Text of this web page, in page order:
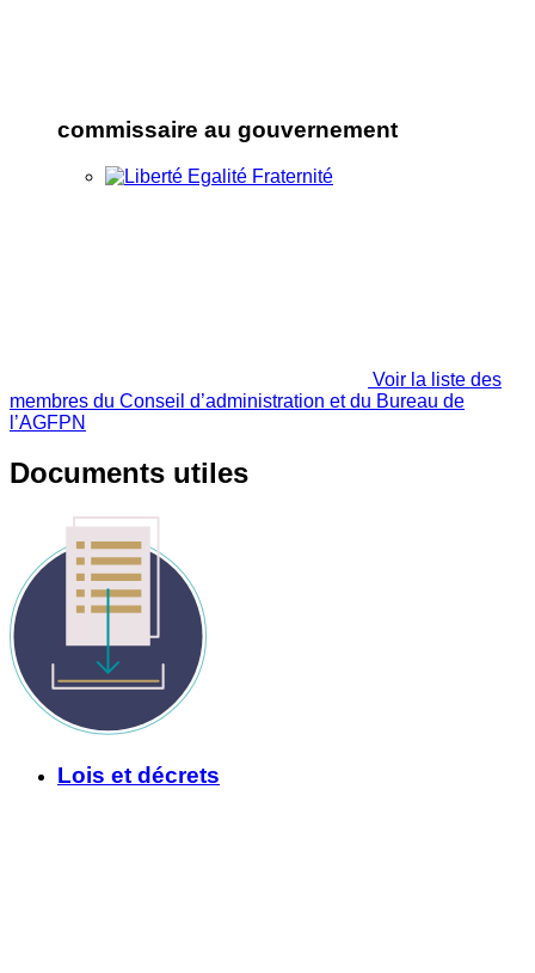
commissaire au gouvernement
Voir la liste des
membres du Conseil d’administration et du Bureau de
l’AGFPN
Documents utiles
Lois et décrets